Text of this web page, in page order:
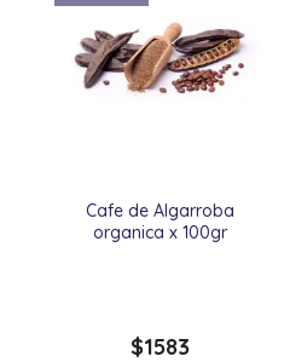
Cafe de Algarroba
organica x 100gr
$1583